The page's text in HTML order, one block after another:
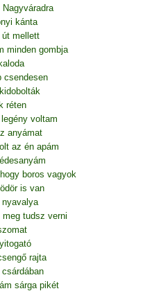
kánta
út mellett
minden gombja
csendesen
réten
voltam
anyámat
az én apám
boros vagyok
is van
nyavalya
meg tudsz verni
rajta
sárga pikét